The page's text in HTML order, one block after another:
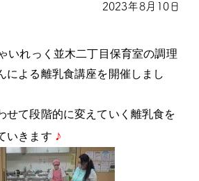
2023年8月10日
いれっく並木二丁目保育室の調理
による離乳食講座を開催しまし
せて段階的に変えていく離乳食を
いきます ♪